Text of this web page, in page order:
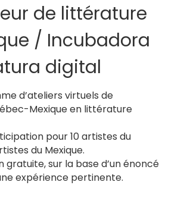
de littérature
/ Incubadora
digital
d’ateliers virtuels de
Mexique en littérature
pour 10 artistes du
du Mexique.
sur la base d’un énoncé
expérience pertinente.